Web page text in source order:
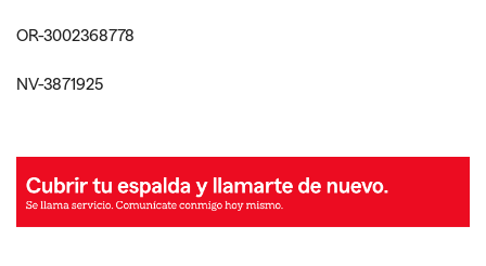
OR-3002368778
NV-3871925